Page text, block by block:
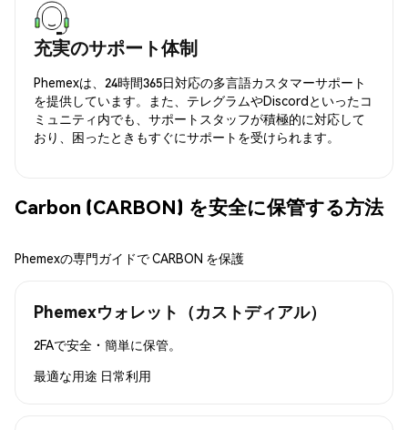
充実のサポート体制
Phemexは、24時間365日対応の多言語カスタマーサポート
を提供しています。また、テレグラムやDiscordといったコ
ミュニティ内でも、サポートスタッフが積極的に対応して
おり、困ったときもすぐにサポートを受けられます。
Carbon (CARBON) を安全に保管する方法
Phemexの専門ガイドで CARBON を保護
Phemexウォレット（カストディアル）
2FAで安全・簡単に保管。
最適な用途 日常利用